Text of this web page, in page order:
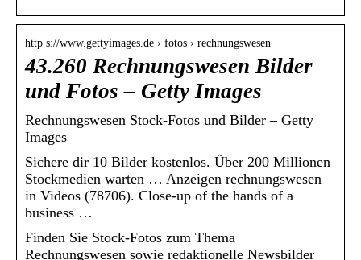
http s://www.gettyimages.de › fotos › rechnungswesen
43.260 Rechnungswesen Bilder
und Fotos – Getty Images
Rechnungswesen Stock-Fotos und Bilder – Getty
Images
Sichere dir 10 Bilder kostenlos. Über 200 Millionen
Stockmedien warten … Anzeigen rechnungswesen
in Videos (78706). Close-up of the hands of a
business …
Finden Sie Stock-Fotos zum Thema
Rechnungswesen sowie redaktionelle Newsbilder